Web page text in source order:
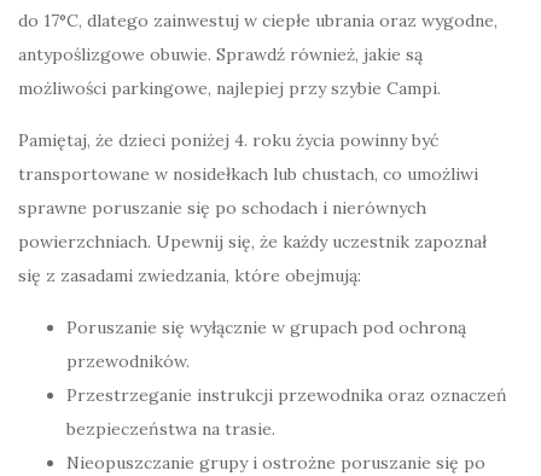
do 17°C, dlatego zainwestuj w ciepłe ubrania oraz wygodne,
antypoślizgowe obuwie. Sprawdź również, jakie są
możliwości parkingowe, najlepiej przy szybie Campi.
Pamiętaj, że dzieci poniżej 4. roku życia powinny być
transportowane w nosidełkach lub chustach, co umożliwi
sprawne poruszanie się po schodach i nierównych
powierzchniach. Upewnij się, że każdy uczestnik zapoznał
się z zasadami zwiedzania, które obejmują:
Poruszanie się wyłącznie w grupach pod ochroną
przewodników.
Przestrzeganie instrukcji przewodnika oraz oznaczeń
bezpieczeństwa na trasie.
Nieopuszczanie grupy i ostrożne poruszanie się po